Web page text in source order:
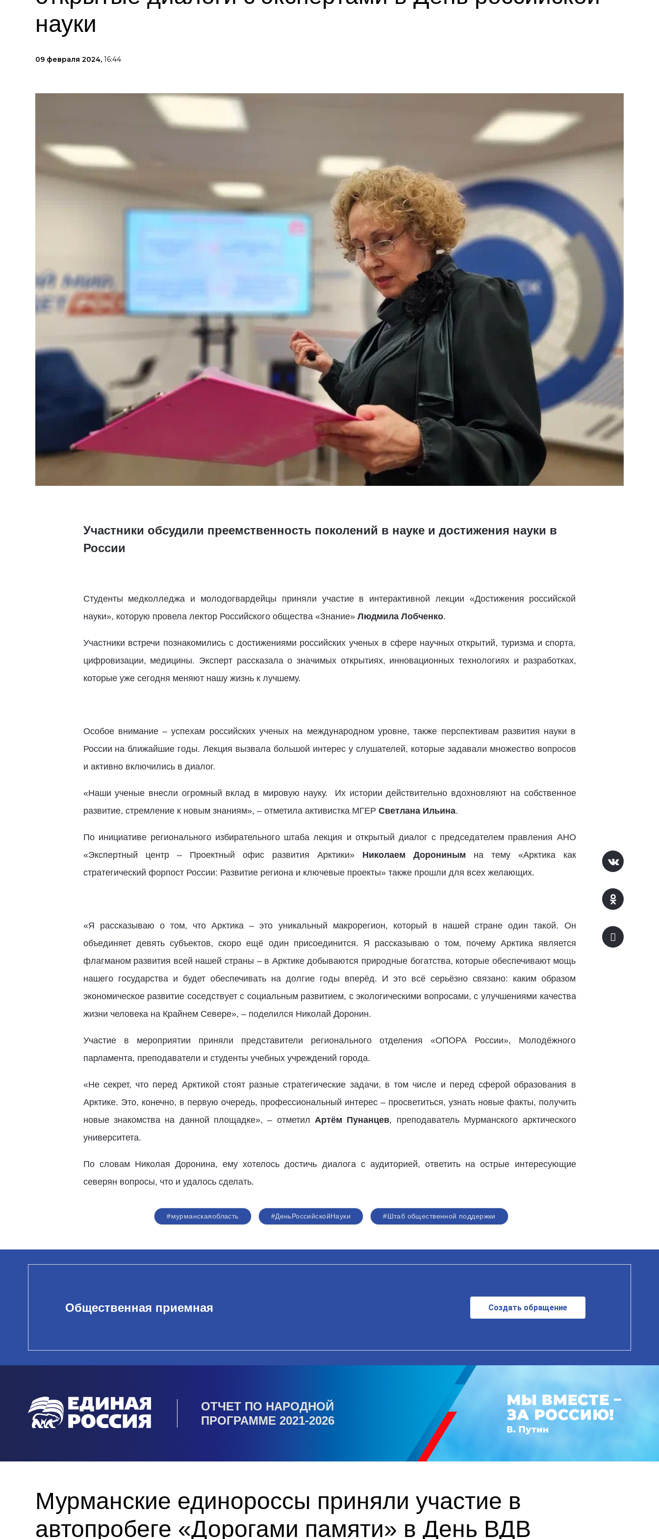
науки
09 февраля 2024, 16:44
Участники обсудили преемственность поколений в науке и достижения науки в
России
Студенты медколледжа и молодогвардейцы приняли участие в интерактивной лекции «Достижения российской
науки», которую провела лектор Российского общества «Знание» Людмила Лобченко.
Участники встречи познакомились с достижениями российских ученых в сфере научных открытий, туризма и спорта,
цифровизации, медицины. Эксперт рассказала о значимых открытиях, инновационных технологиях и разработках,
которые уже сегодня меняют нашу жизнь к лучшему.
Особое внимание – успехам российских ученых на международном уровне, также перспективам развития науки в
России на ближайшие годы. Лекция вызвала большой интерес у слушателей, которые задавали множество вопросов
и активно включились в диалог.
«Наши ученые внесли огромный вклад в мировую науку. Их истории действительно вдохновляют на собственное
развитие, стремление к новым знаниям», – отметила активистка МГЕР Светлана Ильина.
По инициативе регионального избирательного штаба лекция и открытый диалог с председателем правления АНО
«Экспертный центр – Проектный офис развития Арктики» Николаем Дорониным на тему «Арктика как
стратегический форпост России: Развитие региона и ключевые проекты» также прошли для всех желающих.
«Я рассказываю о том, что Арктика – это уникальный макрорегион, который в нашей стране один такой. Он
объединяет девять субъектов, скоро ещё один присоединится. Я рассказываю о том, почему Арктика является
флагманом развития всей нашей страны – в Арктике добываются природные богатства, которые обеспечивают мощь
нашего государства и будет обеспечивать на долгие годы вперёд. И это всё серьёзно связано: каким образом
экономическое развитие соседствует с социальным развитием, с экологическими вопросами, с улучшениями качества
жизни человека на Крайнем Севере», – поделился Николай Доронин.
Участие в мероприятии приняли представители регионального отделения «ОПОРА России», Молодёжного
парламента, преподаватели и студенты учебных учреждений города.
«Не секрет, что перед Арктикой стоят разные стратегические задачи, в том числе и перед сферой образования в
Арктике. Это, конечно, в первую очередь, профессиональный интерес – просветиться, узнать новые факты, получить
новые знакомства на данной площадке», – отметилАртём Пунанцев, преподаватель Мурманского арктического
университета.
По словам Николая Доронина, ему хотелось достичь диалога с аудиторией, ответить на острые интересующие
северян вопросы, что и удалось сделать.
#мурманскаяобласть #ДеньРоссийскойНауки #Штаб общественной поддержки
Общественная приемная Создать обращение
ОТЧЕТ ПО НАРОДНОЙ
ПРОГРАММЕ 2021-2026
Мурманские единороссы приняли участие в
автопробеге «Дорогами памяти» в День ВДВ